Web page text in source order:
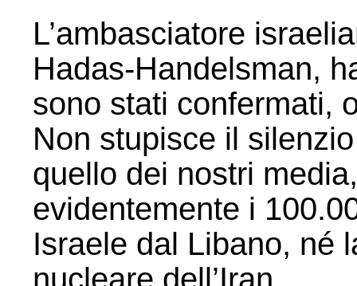
L’ambasciatore
Hadas-Handelsman,
sono stati confermati,
Non stupisce il
quello dei nostri
evidentemente i
Israele dal Libano, né